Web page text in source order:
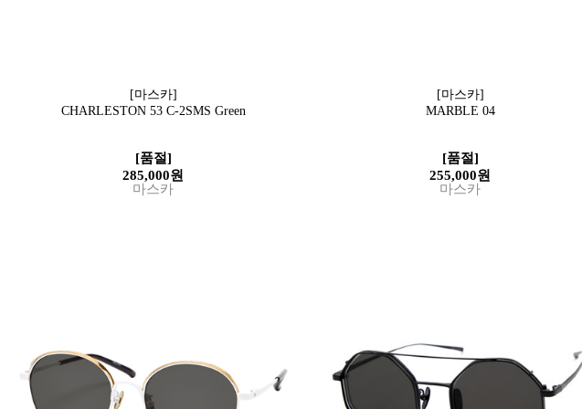
[마스카]
CHARLESTON 53 C-2SMS Green
[품절]
285,000원
마스카
[마스카]
MARBLE 04
[품절]
255,000원
마스카